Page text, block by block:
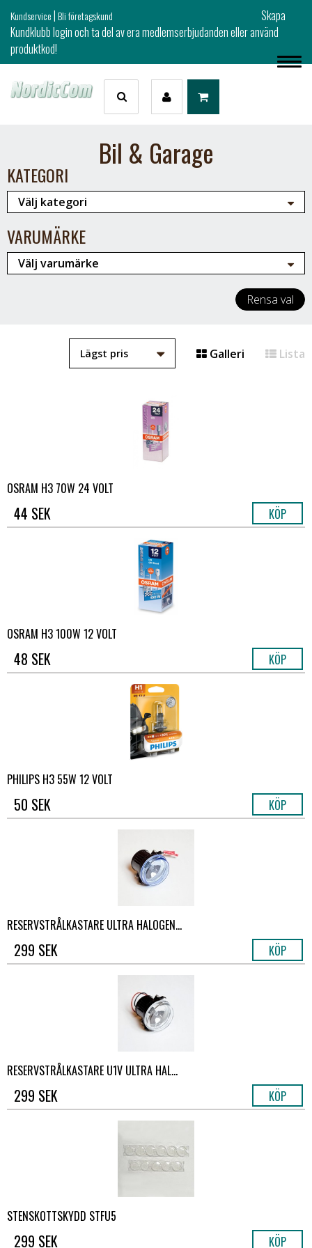
Kundservice|Bli företagskund
Skapa
Kundklubb login och ta del av era medlemserbjudanden eller använd
produktkod!
Bil & Garage
KATEGORI
VARUMÄRKE
Rensa val
Galleri Lista
OSRAM H3 70W 24 VOLT
44 SEK KÖP
OSRAM H3 100W 12 VOLT
48 SEK KÖP
PHILIPS H3 55W 12 VOLT
50 SEK KÖP
RESERVSTRÅLKASTARE ULTRA HALOGEN...
299 SEK KÖP
RESERVSTRÅLKASTARE U1V ULTRA HAL...
299 SEK KÖP
STENSKOTTSKYDD STFU5
299 SEK KÖP